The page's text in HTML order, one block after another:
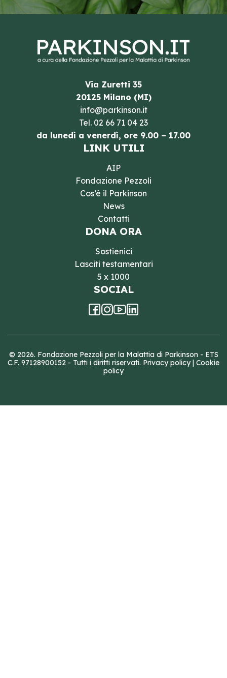
Via Zuretti 35
20125 Milano (MI)
info@parkinson.it
Tel. 02 66 71 04 23
da lunedì a venerdì, ore 9.00 – 17.00
LINK UTILI
AIP
Fondazione Pezzoli
Cos’è il Parkinson
News
Contatti
DONA ORA
Sostienici
Lasciti testamentari
5 x 1000
SOCIAL
© 2026. Fondazione Pezzoli per la Malattia di Parkinson - ETS
C.F. 97128900152 - Tutti i diritti riservati. Privacy policy| Cookie
policy